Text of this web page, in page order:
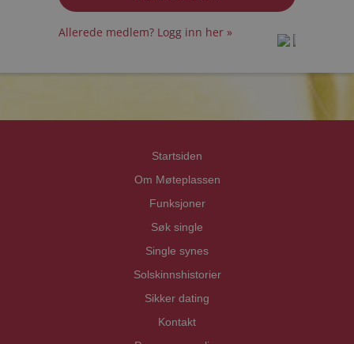
Allerede medlem? Logg inn her »
Startsiden
Om Møteplassen
Funksjoner
Søk single
Single synes
Solskinnshistorier
Sikker dating
Kontakt